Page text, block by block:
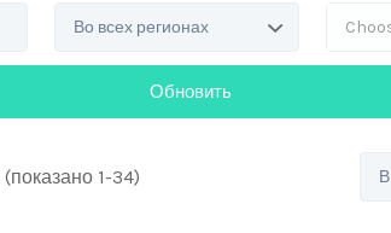
Во всех регионах
Обновить
1-34)